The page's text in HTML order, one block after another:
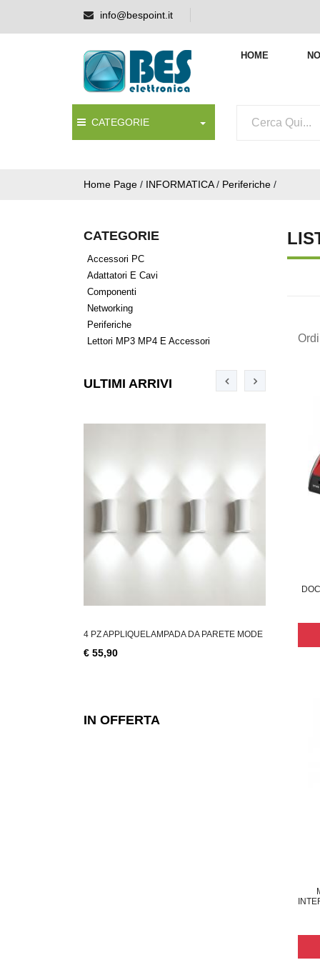
info@bespoint.it
HOME
CATEGORIE
Home Page / INFORMATICA/ Periferiche /
CATEGORIE
Accessori PC
Adattatori E Cavi
Componenti
Networking
Periferiche
Lettori MP3 MP4 E Accessori
ULTIMI ARRIVI
4 PZ APPLIQUELAMPADA DA PARETE MODE
€ 55,90
IN OFFERTA